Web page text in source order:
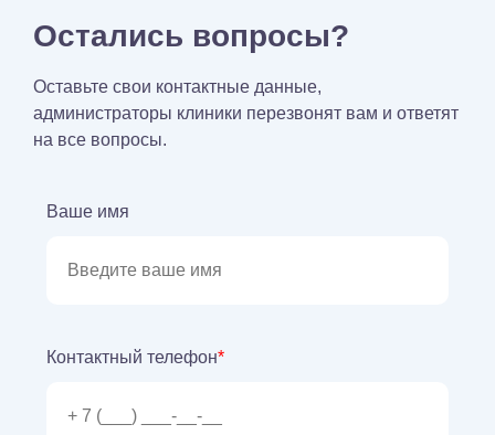
Остались вопросы?
Оставьте свои контактные данные,
администраторы клиники перезвонят вам и ответят
на все вопросы.
Ваше имя
Контактный телефон*